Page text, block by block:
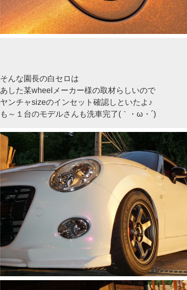
そんな園長の白セロは
あした某wheelメーカー様の取材らしいので
ヤンチャsizeのインセット確認しといたよ♪
も～１台のモデルさんも洗車完了(｀・ω・´)ゞ